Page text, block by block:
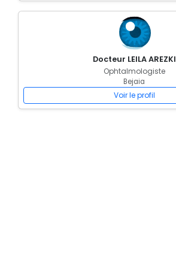
Docteur LEILA AREZKI
Ophtalmologiste
Bejaia
Voir le profil